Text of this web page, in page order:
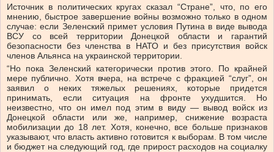
Источник в политических кругах сказал “Стране”, что, по его
мнению, быстрое завершение войны возможно только в одном
случае: если Зеленский примет условия Путина в виде вывода
ВСУ со всей территории Донецкой области и гарантий
безопасности без членства в НАТО и без присутствия войск
членов Альянса на украинской территории.
“Но пока Зеленский категорически против этого. По крайней
мере публично. Хотя вчера, на встрече с фракцией “слуг”, он
заявил о неких тяжелых решениях, которые придется
принимать, если ситуация на фронте ухудшится. Но
неизвестно, что он имел под этим в виду — вывод войск из
Донецкой области или же, например, снижение возраста
мобилизации до 18 лет. Хотя, конечно, все больше признаков
указывают, что власть активно готовится к выборам. В том числе
и бюджет на следующий год, где прирост расходов на социалку